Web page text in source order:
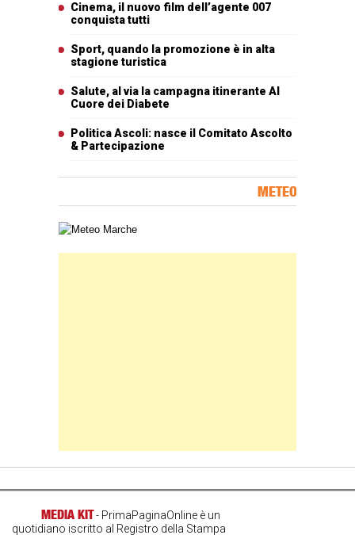
Cinema, il nuovo film dell’agente 007
conquista tutti
Sport, quando la promozione è in alta
stagione turistica
Salute, al via la campagna itinerante Al
Cuore dei Diabete
Politica Ascoli: nasce il Comitato Ascolto
& Partecipazione
METEO
Carta meteorologica delle Marche
MEDIA KIT- PrimaPaginaOnline è un
quotidiano iscritto al Registro della Stampa